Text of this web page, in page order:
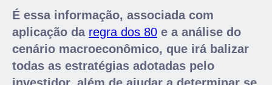
É essa informação, associada com
aplicação da regra dos 80 e a análise do
cenário macroeconômico, que irá balizar
todas as estratégias adotadas pelo